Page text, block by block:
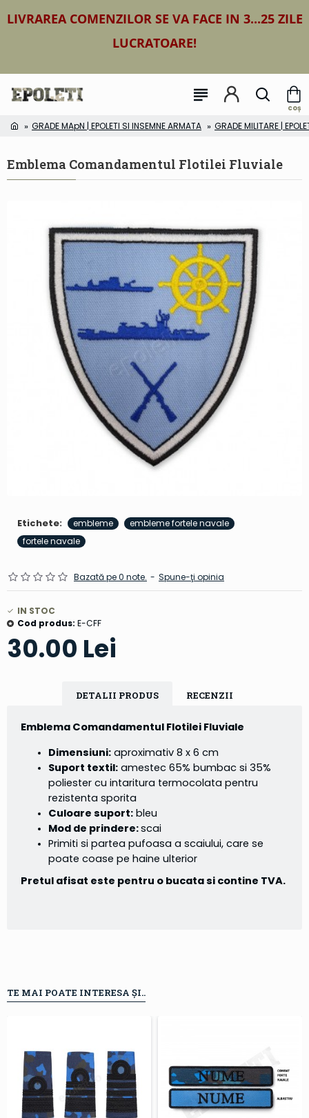
LIVRAREA COMENZILOR SE VA FACE IN 3...25 ZILE
LUCRATOARE!
GRADE MApN | EPOLETI SI INSEMNE ARMATA GRADE MILITARE |
Emblema Comandamentul Flotilei Fluviale
Etichete: embleme
embleme fortele navale
fortele navale
Bazată pe 0 note. - Spune-ţi opinia
30.00 Lei
IN STOC
Cod produs: E-CFF
DETALII PRODUS RECENZII
Emblema Comandamentul Flotilei Fluviale
Dimensiuni: aproximativ 8 x 6 cm
Suport textil: amestec 65% bumbac si 35%
poliester cu intaritura termocolata pentru
rezistenta sporita
Culoare suport: bleu
Mod de prindere:scai
Primiti si partea pufoasa a scaiului, care se
poate coase pe haine ulterior
Pretul afisat este pentru o bucata si contine TVA.
TE MAI POATE INTERESA ȘI..